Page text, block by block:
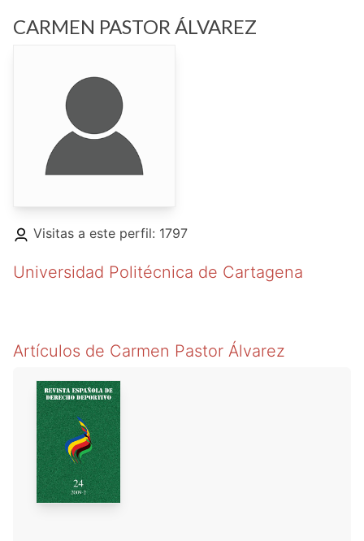
CARMEN PASTOR ÁLVAREZ
Visitas a este perfil: 1797
Universidad Politécnica de Cartagena
Artículos de Carmen Pastor Álvarez